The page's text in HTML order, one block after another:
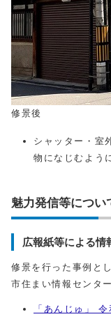
修景後
シャッター・室
物になじむよう
魅力発信等につい
広報紙等による情
修景を行った事例と
市住まい情報センタ
「あんじゅ」